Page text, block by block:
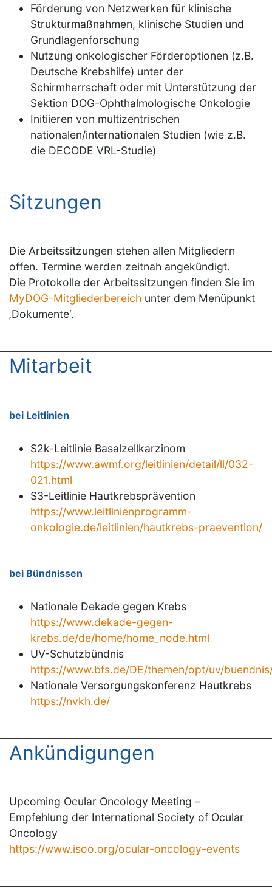
Förderung von Netzwerken für klinische
Strukturmaßnahmen, klinische Studien und
Grundlagenforschung
Nutzung onkologischer Förderoptionen (z.B.
Deutsche Krebshilfe) unter der
Schirmherrschaft oder mit Unterstützung der
Sektion DOG-Ophthalmologische Onkologie
Initiieren von multizentrischen
nationalen/internationalen Studien (wie z.B.
die DECODE VRL-Studie)
Sitzungen
Die Arbeitssitzungen stehen allen Mitgliedern
offen. Termine werden zeitnah angekündigt.
Die Protokolle der Arbeitssitzungen finden Sie im
MyDOG-Mitgliederbereich unter dem Menüpunkt
‚Dokumente‘.
Mitarbeit
bei Leitlinien
S2k-Leitlinie Basalzellkarzinom
https://www.awmf.org/leitlinien/detail/ll/032-
021.html
S3-Leitlinie Hautkrebsprävention
https://www.leitlinienprogramm-
onkologie.de/leitlinien/hautkrebs-praevention/
bei Bündnissen
Nationale Dekade gegen Krebs
https://www.dekade-gegen-
krebs.de/de/home/home_node.html
UV-Schutzbündnis
https://www.bfs.de/DE/themen/opt/uv/
Nationale Versorgungskonferenz Hautkrebs
https://nvkh.de/
Ankündigungen
Upcoming Ocular Oncology Meeting –
Empfehlung der International Society of Ocular
Oncology
https://www.isoo.org/ocular-oncology-events